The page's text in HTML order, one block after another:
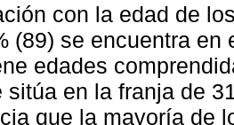
con la edad de
(89) se encuentra en
edades
sitúa en la franja de
que la mayoría de